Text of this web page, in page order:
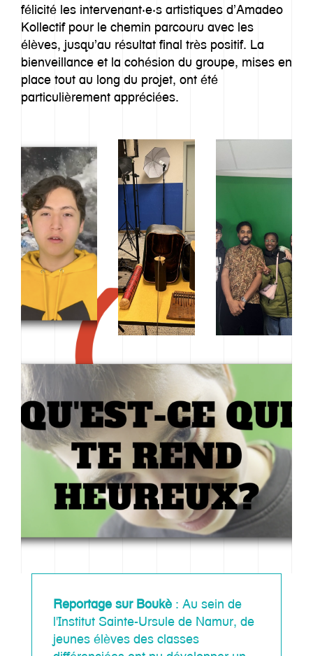
Notre histoire
Approche
félicité les intervenant·e·s artistiques d’Amadeo
Kollectif pour le chemin parcouru avec les
élèves, jusqu’au résultat final très positif. La
bienveillance et la cohésion du groupe, mises en
place tout au long du projet, ont été
particulièrement appréciées.
Reportage sur Boukè : Au sein de
l'Institut Sainte-Ursule de Namur, de
jeunes élèves des classes